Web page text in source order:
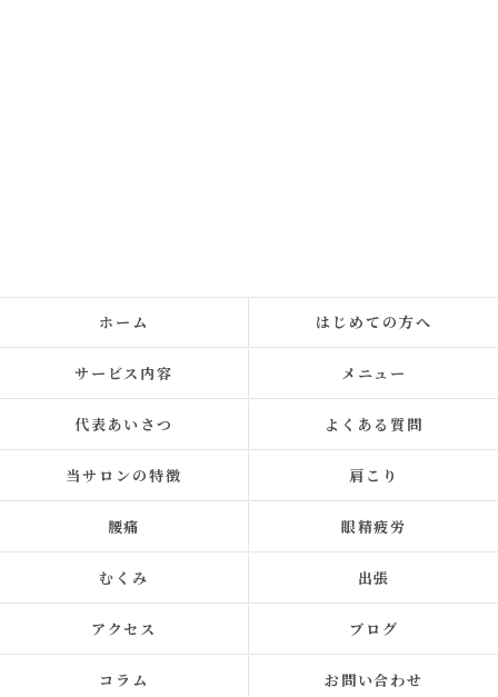
ホーム はじめての方へ
サービス内容 メニュー
代表あいさつ よくある質問
当サロンの特徴 肩こり
腰痛 眼精疲労
むくみ 出張
アクセス ブログ
コラム お問い合わせ